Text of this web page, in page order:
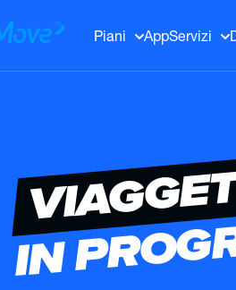
Piani AppServizi
IN